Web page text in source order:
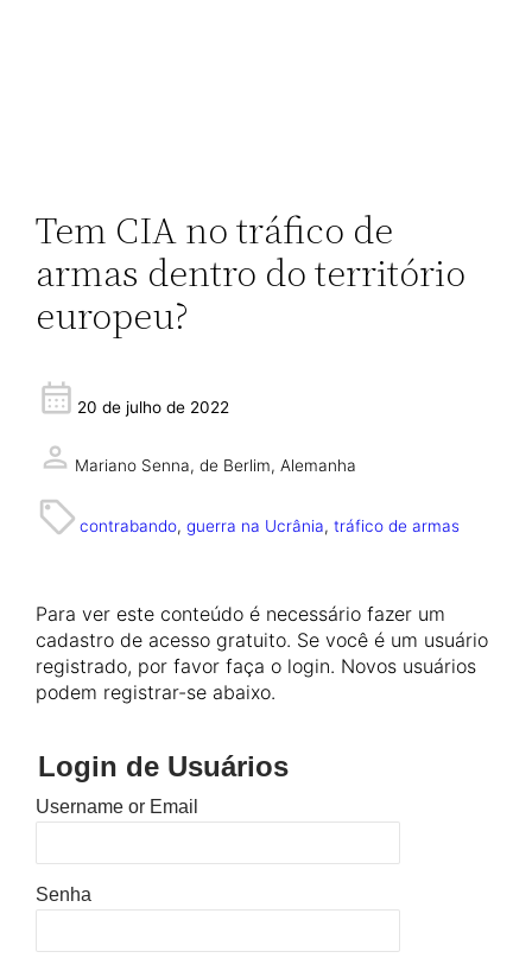
Tem CIA no tráfico de
armas dentro do território
europeu?
20 de julho de 2022
Mariano Senna, de Berlim, Alemanha
contrabando, guerra na Ucrânia, tráfico de armas
Para ver este conteúdo é necessário fazer um
cadastro de acesso gratuito. Se você é um usuário
registrado, por favor faça o login. Novos usuários
podem registrar-se abaixo.
Login de Usuários
Username or Email
Senha